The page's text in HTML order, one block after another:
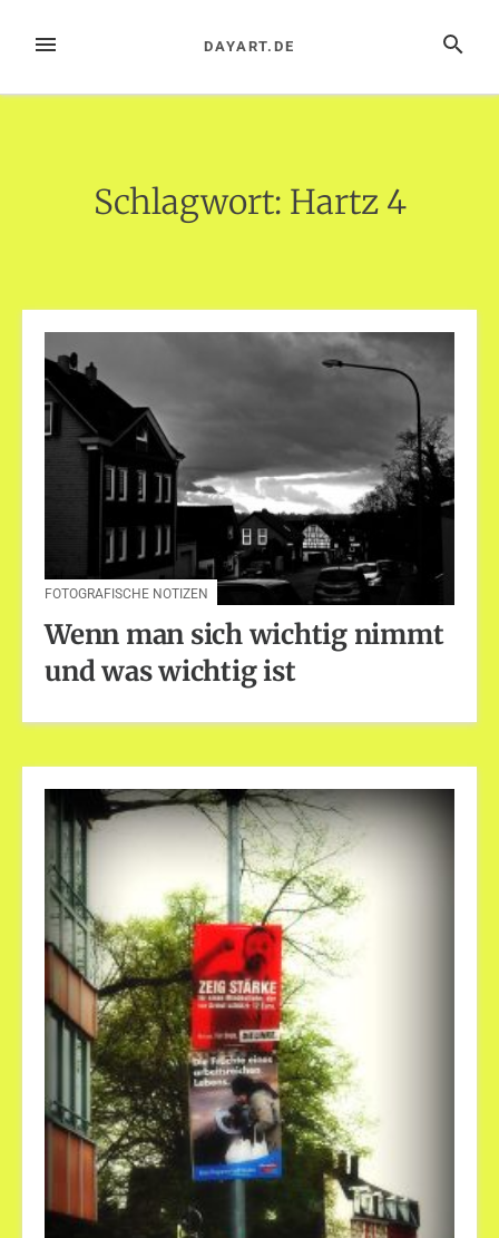
InhaltMENÜ SUCHE
DAYART.DE
Schlagwort: Hartz 4
FOTOGRAFISCHE NOTIZEN
Wenn man sich wichtig nimmt
und was wichtig ist